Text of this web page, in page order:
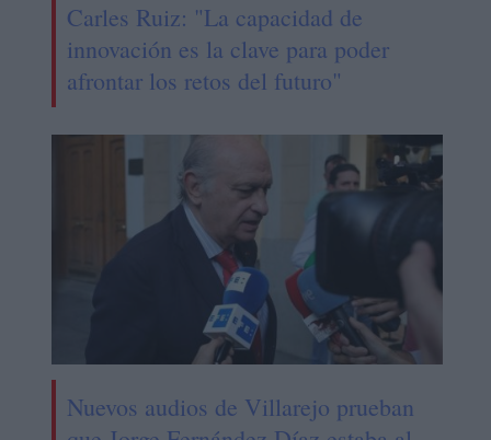
Carles Ruiz: "La capacidad de
innovación es la clave para poder
afrontar los retos del futuro"
Nuevos audios de Villarejo prueban